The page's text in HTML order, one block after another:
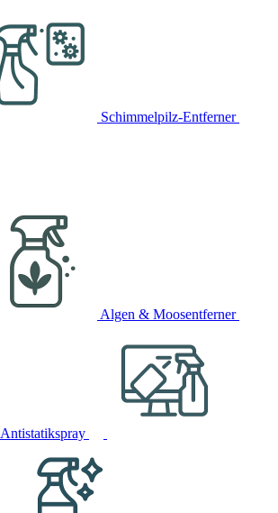
Schimmelpilz-Entferner
Algen & Moosentferner
Antistatikspray